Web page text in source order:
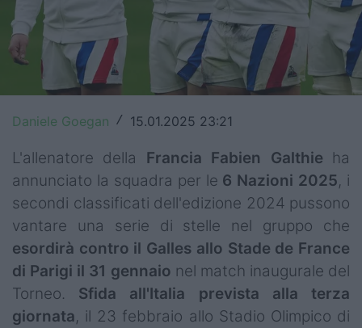
Challenge Cup
World Rugby
Rugby World Cup
Super Rugby
Rugby in TV
Mercato
Serie A Elite
Campionati
Serie A
Daniele Goegan / 15.01.2025 23:21
L'allenatore della Francia Fabien Galthie ha
annunciato la squadra per le 6 Nazioni 2025, i
secondi classificati dell'edizione 2024 pussono
vantare una serie di stelle nel gruppo che
esordirà contro il Galles allo Stade de France
di Parigi il 31 gennaio nel match inaugurale del
Torneo. Sfida all'Italia prevista alla terza
giornata, il 23 febbraio allo Stadio Olimpico di